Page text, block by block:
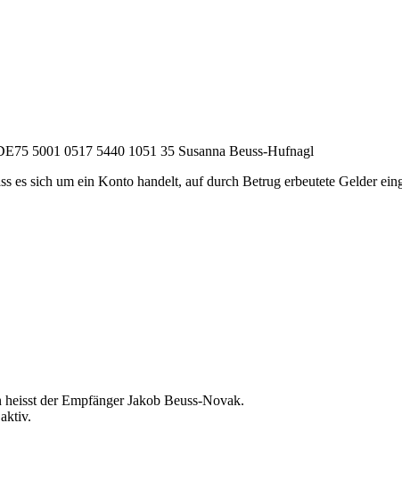
5001 0517 5440 1051 35 Susanna Beuss-Hufnagl
es sich um ein Konto handelt, auf durch Betrug erbeutete Gelder
der Empfänger Jakob Beuss-Novak.